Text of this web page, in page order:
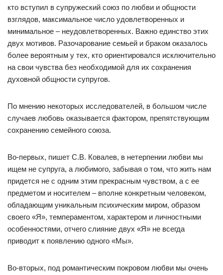
кто вступил в супружеский союз по любви и общности
взглядов, максимальное число удовлетворенных и
минимальное – неудовлетворенных. Важно единство этих
двух мотивов. Разочарование семьей и браком оказалось
более вероятным у тех, кто ориентировался исключительно
на свои чувства без необходимой для их сохранения
духовной общности супругов.
По мнению некоторых исследователей, в большом числе
случаев любовь оказывается фактором, препятствующим
сохранению семейного союза.
Во-первых, пишет С.В. Ковалев, в нетерпении любви мы
ищем не супруга, а любимого, забывая о том, что жить нам
придется не с одним этим прекрасным чувством, а с ее
предметом и носителем – вполне конкретным человеком,
обладающим уникальным психическим миром, образом
своего «Я», темпераментом, характером и личностными
особенностями, отчего слияние двух «Я» не всегда
приводит к появлению одного «Мы».
Во-вторых, под романтическим покровом любви мы очень